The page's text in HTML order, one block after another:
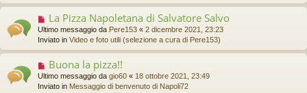
o
s
a
g
g
o
m
e
s
s
a
g
g
N
u
o
m
e
s
La Pizza Napoletana di Salvatore Salvo
Ultimo messaggio da Pere153 « 2 dicembre 2021, 23:23
Inviato in Video e foto utili (selezione a cura di Pere153)
N
u
o
Buona la pizza!!
Ultimo messaggio da gio60 « 18 ottobre 2021, 23:49
Inviato in Messaggio di benvenuto di Napoli72